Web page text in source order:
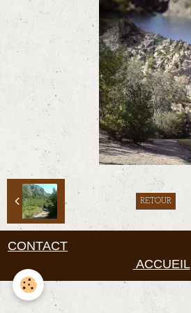
RETOUR
CONTACT
ACCUEIL